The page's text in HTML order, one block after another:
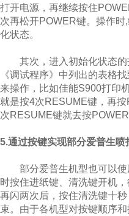
打开电源，再继续按住
次再松开POWER键。操作
化状态。
其次，进入初始化状态的
《调试程序》中列出的表格
来操作，比如佳能S900打印
就是按4次RESUME键，再
次RESUME键就去按
5.通过按键实现部分爱普生
部分爱普生机型也可以使
时按住进纸键、清洗键开机
再闪两次后，按住清洗键十
束。由于各机型对按键顺序